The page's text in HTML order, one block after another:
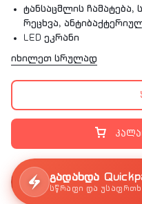
ტანსაცმლის
რეცხვა,
LED ეკრანი
ინვერტორული ძრავა
სიმძლავრე: 2000W
ენერგოეფექტურობის
ენერგომოხმარება: 174
გარანტია: 3 წელი
იხილეთ სრულად
გადახდა
სწრაფი და